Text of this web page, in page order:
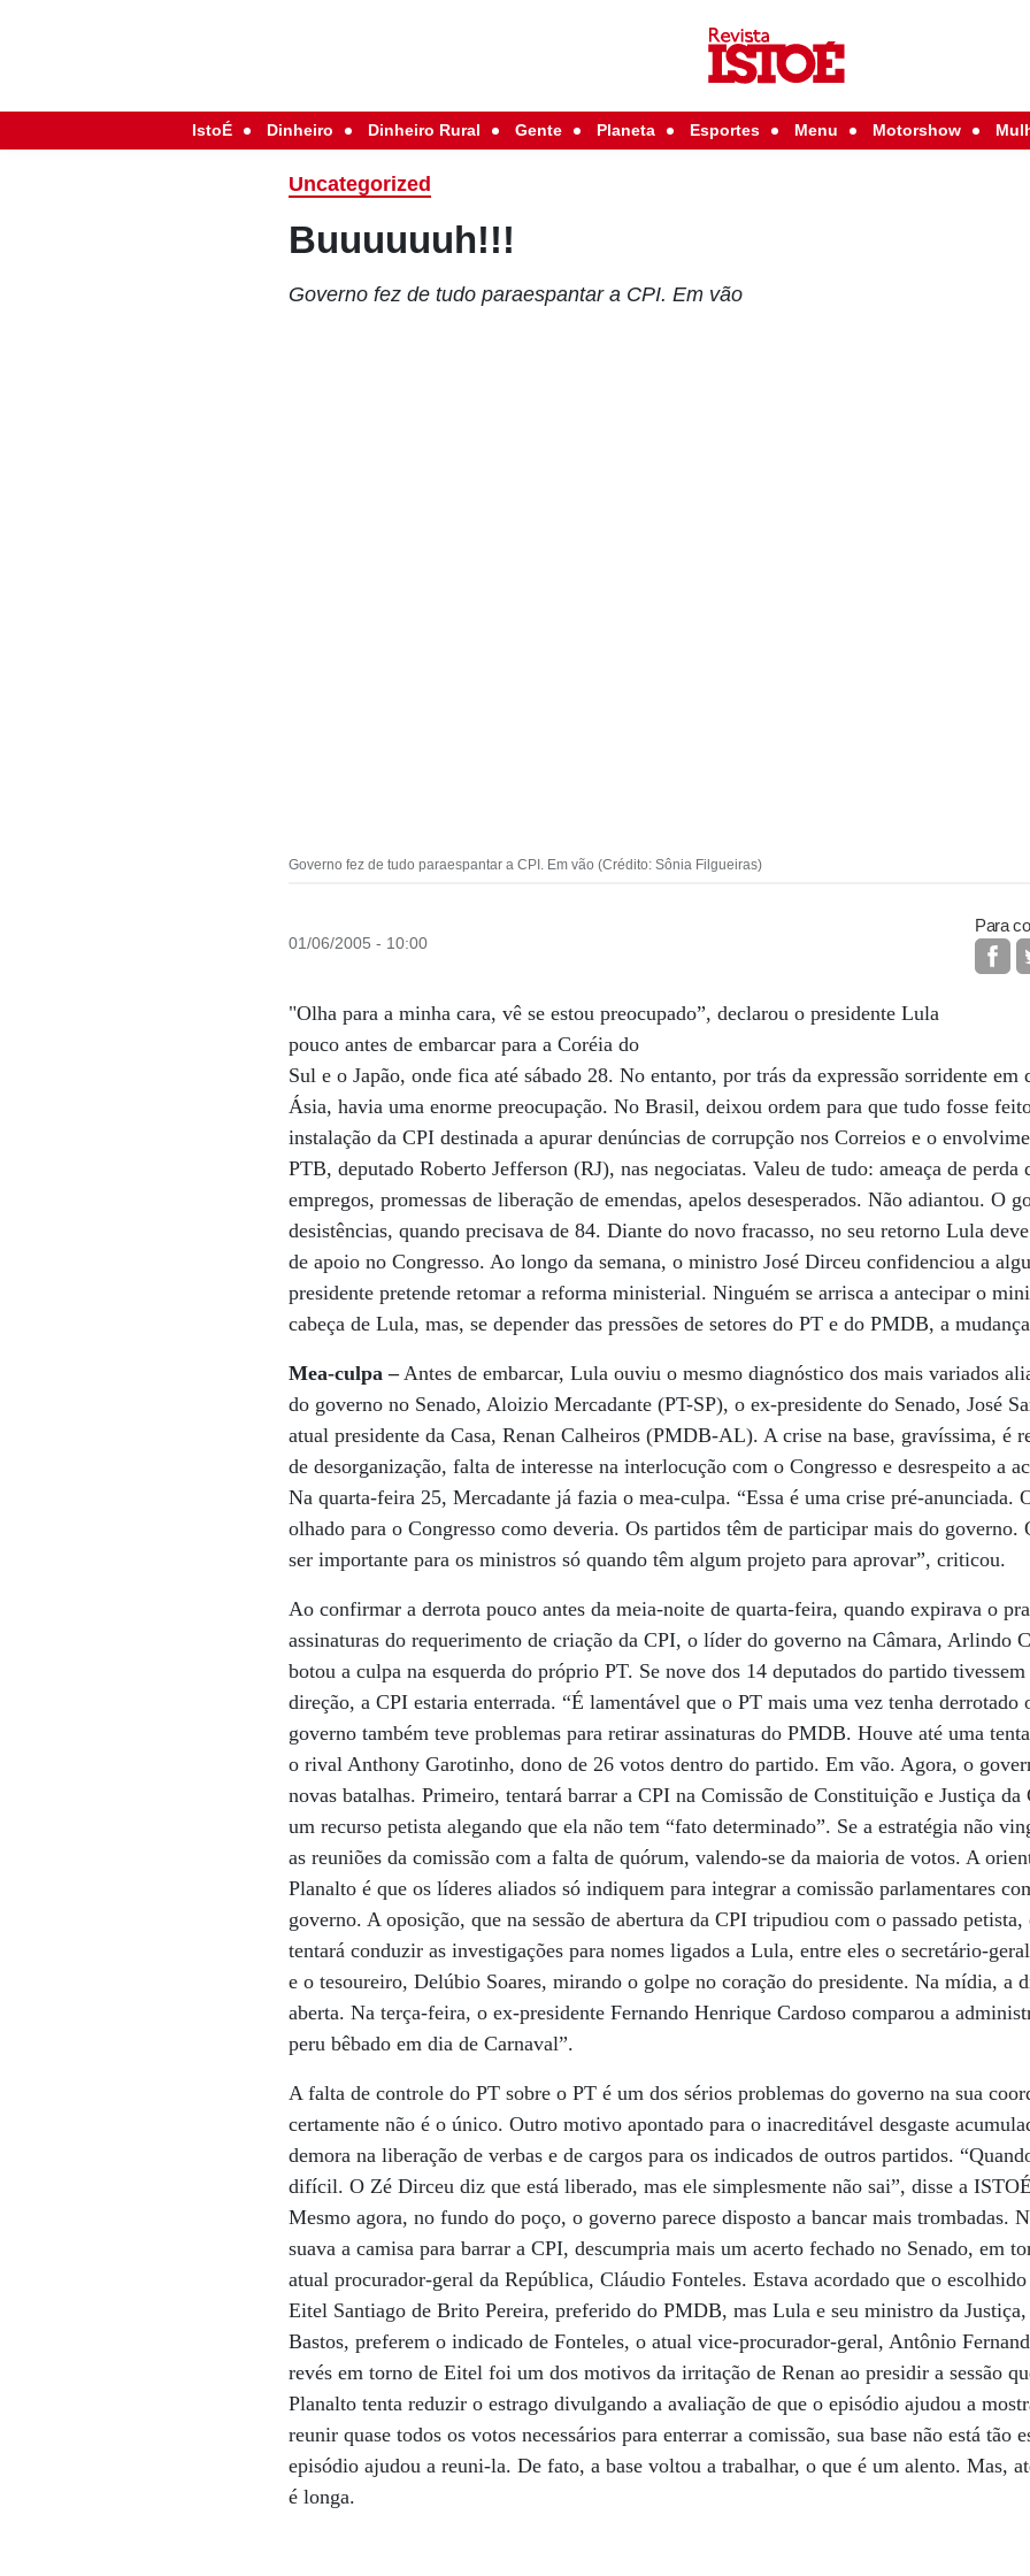
IstoÉ Dinheiro Dinheiro Rural Gente Planeta Esportes Menu Motorshow
Uncategorized
Buuuuuuh!!!
Governo fez de tudo paraespantar a CPI. Em vão
Governo fez de tudo paraespantar a CPI. Em vão (Crédito: Sônia Filgueiras)
01/06/2005 - 10:00
Para
"Olha para a minha cara, vê se estou preocupado”, declarou o presidente Lula
pouco antes de embarcar para a Coréia do
Sul e o Japão, onde fica até sábado 28. No entanto, por trás da expressão sorridente em
Ásia, havia uma enorme preocupação. No Brasil, deixou ordem para que tudo fosse
instalação da CPI destinada a apurar denúncias de corrupção nos Correios e o
PTB, deputado Roberto Jefferson (RJ), nas negociatas. Valeu de tudo: ameaça de perda
empregos, promessas de liberação de emendas, apelos desesperados. Não adiantou. O
desistências, quando precisava de 84. Diante do novo fracasso, no seu retorno Lula
de apoio no Congresso. Ao longo da semana, o ministro José Dirceu confidenciou a
presidente pretende retomar a reforma ministerial. Ninguém se arrisca a antecipar o
cabeça de Lula, mas, se depender das pressões de setores do PT e do PMDB, a
Mea-culpa –Antes de embarcar, Lula ouviu o mesmo diagnóstico dos mais variados
do governo no Senado, Aloizio Mercadante (PT-SP), o ex-presidente do Senado, José
atual presidente da Casa, Renan Calheiros (PMDB-AL). A crise na base, gravíssima, é
de desorganização, falta de interesse na interlocução com o Congresso e desrespeito a
Na quarta-feira 25, Mercadante já fazia o mea-culpa. “Essa é uma crise pré-anunciada.
olhado para o Congresso como deveria. Os partidos têm de participar mais do governo.
ser importante para os ministros só quando têm algum projeto para aprovar”, criticou.
Ao confirmar a derrota pouco antes da meia-noite de quarta-feira, quando expirava o
assinaturas do requerimento de criação da CPI, o líder do governo na Câmara, Arlindo
botou a culpa na esquerda do próprio PT. Se nove dos 14 deputados do partido
direção, a CPI estaria enterrada. “É lamentável que o PT mais uma vez tenha derrotado
governo também teve problemas para retirar assinaturas do PMDB. Houve até uma
o rival Anthony Garotinho, dono de 26 votos dentro do partido. Em vão. Agora, o
novas batalhas. Primeiro, tentará barrar a CPI na Comissão de Constituição e Justiça da
um recurso petista alegando que ela não tem “fato determinado”. Se a estratégia não
as reuniões da comissão com a falta de quórum, valendo-se da maioria de votos. A
Planalto é que os líderes aliados só indiquem para integrar a comissão parlamentares
governo. A oposição, que na sessão de abertura da CPI tripudiou com o passado
tentará conduzir as investigações para nomes ligados a Lula, entre eles o secretário-
e o tesoureiro, Delúbio Soares, mirando o golpe no coração do presidente. Na mídia, a
aberta. Na terça-feira, o ex-presidente Fernando Henrique Cardoso comparou a
peru bêbado em dia de Carnaval”.
A falta de controle do PT sobre o PT é um dos sérios problemas do governo na sua
certamente não é o único. Outro motivo apontado para o inacreditável desgaste
demora na liberação de verbas e de cargos para os indicados de outros partidos.
difícil. O Zé Dirceu diz que está liberado, mas ele simplesmente não sai”, disse a
Mesmo agora, no fundo do poço, o governo parece disposto a bancar mais trombadas.
suava a camisa para barrar a CPI, descumpria mais um acerto fechado no Senado, em
atual procurador-geral da República, Cláudio Fonteles. Estava acordado que o
Eitel Santiago de Brito Pereira, preferido do PMDB, mas Lula e seu ministro da
Bastos, preferem o indicado de Fonteles, o atual vice-procurador-geral, Antônio
revés em torno de Eitel foi um dos motivos da irritação de Renan ao presidir a sessão
Planalto tenta reduzir o estrago divulgando a avaliação de que o episódio ajudou a
reunir quase todos os votos necessários para enterrar a comissão, sua base não está tão
episódio ajudou a reuni-la. De fato, a base voltou a trabalhar, o que é um alento. Mas,
é longa.